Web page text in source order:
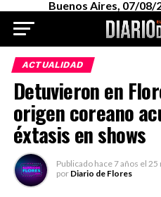
Buenos Aires, 07/08/
ACTUALIDAD
Detuvieron en
origen coreano
éxtasis en shows
Publicado hace 7 años el 25
por Diario de Flores